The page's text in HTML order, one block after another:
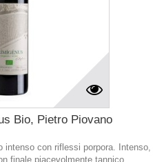
Bio, Pietro Piovano
intenso con riflessi porpora. Intenso,
finale piacevolmente tannico